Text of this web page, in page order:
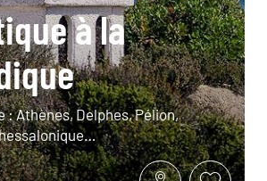
à la
: Athènes, Delphes, Pélion,